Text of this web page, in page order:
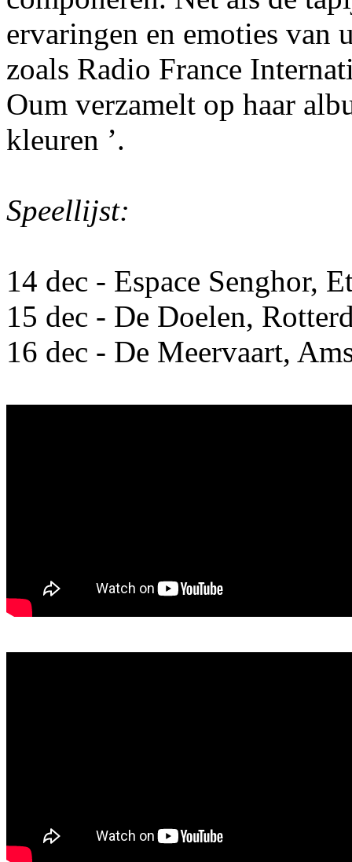
ervaringen en emoties van
zoals Radio France
Oum verzamelt op haar
kleuren ’.
Speellijst:
14 dec - Espace Senghor,
15 dec - De Doelen,
16 dec - De Meervaart,